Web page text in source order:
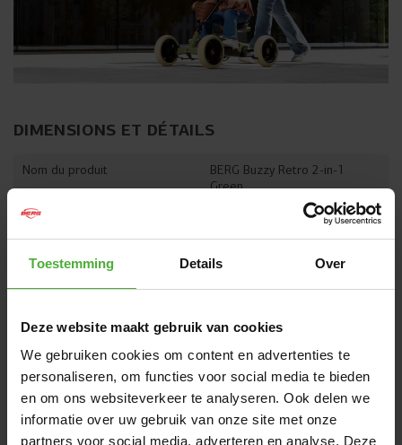
Toestemming Details Over
Deze website maakt gebruik van cookies
We gebruiken cookies om content en advertenties te
personaliseren, om functies voor social media te bieden
en om ons websiteverkeer te analyseren. Ook delen we
informatie over uw gebruik van onze site met onze
partners voor social media, adverteren en analyse. Deze
DIMENSIONS ET DÉTAILS
Nom du produit
BERG Buzzy Retro 2-in-1
Green
SKU
Hauteur de l'utilisateur 85 - 115 cm
Afficher toutes les dimensions et tous les détails
SOUVENT ACHETÉ AVEC